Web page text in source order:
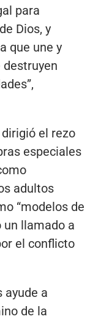
para
Dios, y
que une y
el rezo
especiales
adultos
“modelos de
un llamado a
el conflicto
ayude a
de la